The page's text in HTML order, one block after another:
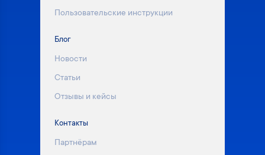
Пользовательские инструкции
Блог
Новости
Статьи
Отзывы и кейсы
Контакты
Партнёрам